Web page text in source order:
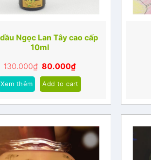
Ngọc Lan Tây cao cấp
10ml
130.000₫ 80.000₫
Xem thêm Add to cart